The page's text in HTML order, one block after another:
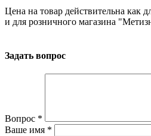
Цена на товар действительна как
и для розничного магазина
Задать вопрос
Вопрос *
Ваше имя *